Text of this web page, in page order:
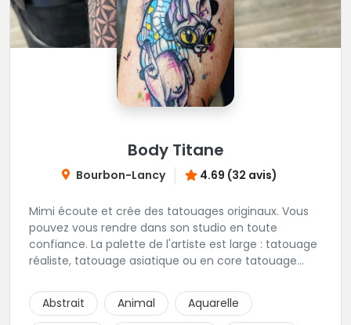
Body Titane
Bourbon-Lancy 4.69 (32 avis)
Mimi écoute et crée des tatouages originaux. Vous
pouvez vous rendre dans son studio en toute
confiance. La palette de l'artiste est large : tatouage
réaliste, tatouage asiatique ou en core tatouage
construire un projet qui vous ressemble.
Abstrait Animal
Aquarelle